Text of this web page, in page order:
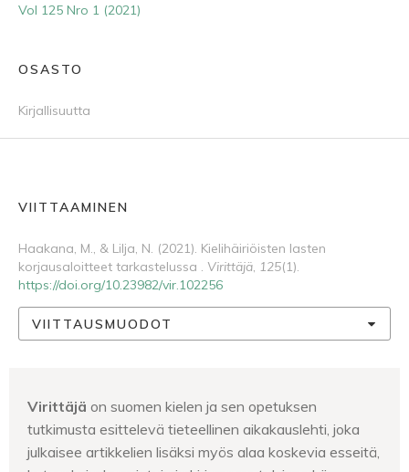
Vol 125 Nro 1 (2021)
OSASTO
Kirjallisuutta
VIITTAAMINEN
Haakana, M., & Lilja, N. (2021). Kielihäiriöisten lasten
korjausaloitteet tarkastelussa . Virittäjä, 125(1).
https://doi.org/10.23982/vir.102256
VIITTAUSMUODOT
Virittäjä on suomen kielen ja sen opetuksen
tutkimusta esittelevä tieteellinen aikakauslehti, joka
julkaisee artikkelien lisäksi myös alaa koskevia esseitä,